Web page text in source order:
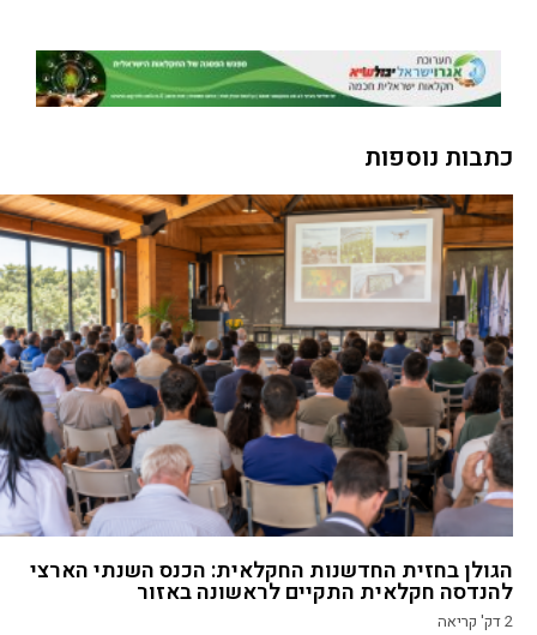
כתבות נוספות
הגולן בחזית החדשנות החקלאית: הכנס השנתי הארצי
להנדסה חקלאית התקיים לראשונה באזור
2דק' קריאה